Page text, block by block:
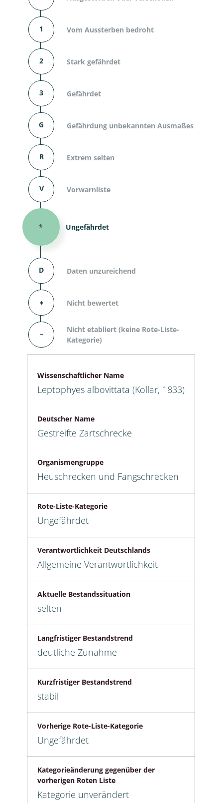
1 Vom Aussterben bedroht
2 Stark gefährdet
3 Gefährdet
G Gefährdung unbekannten Ausmaßes
R Extrem selten
V Vorwarnliste
* Ungefährdet
D Daten unzureichend
⬧ Nicht bewertet
–
Nicht etabliert (keine Rote-Liste-
Kategorie)
Wissenschaftlicher Name
Leptophyes albovittata (Kollar, 1833)
Deutscher Name
Gestreifte Zartschrecke
Organismengruppe
Heuschrecken und Fangschrecken
Rote-Liste-Kategorie
Ungefährdet
Verantwortlichkeit Deutschlands
Allgemeine Verantwortlichkeit
Aktuelle Bestandssituation
selten
Langfristiger Bestandstrend
deutliche Zunahme
Kurzfristiger Bestandstrend
stabil
Vorherige Rote-Liste-Kategorie
Ungefährdet
Kategorieänderung gegenüber der
vorherigen Roten Liste
Kategorie unverändert